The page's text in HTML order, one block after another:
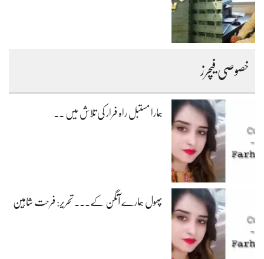
خصوصی فیچرز
ہمارا مستبل راہ فرار کی تلاش میں ۔۔
پھول ہمارے آنگن کے۔۔۔ تحریر: فرحت شاہین